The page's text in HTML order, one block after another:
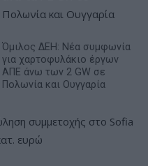
Όμιλος ΔΕΗ: Νέα συμφωνία
για χαρτοφυλάκιο έργων
ΑΠΕ άνω των 2 GW σε
Πολωνία και Ουγγαρία